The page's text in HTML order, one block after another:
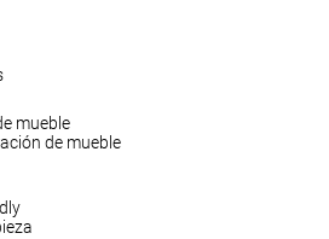
mueble
de mueble